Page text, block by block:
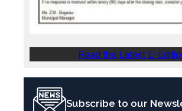
Read the Latest E-
Subscribe to our